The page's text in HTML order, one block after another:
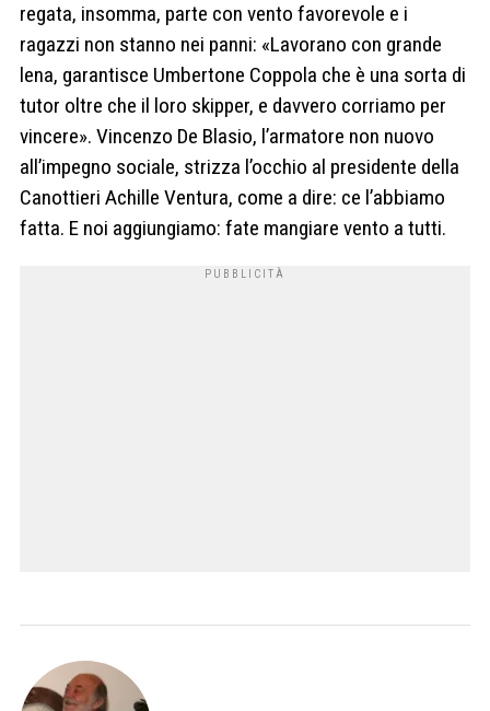
regata, insomma, parte con vento favorevole e i
ragazzi non stanno nei panni: «Lavorano con grande
lena, garantisce Umbertone Coppola che è una sorta di
tutor oltre che il loro skipper, e davvero corriamo per
vincere». Vincenzo De Blasio, l’armatore non nuovo
all’impegno sociale, strizza l’occhio al presidente della
Canottieri Achille Ventura, come a dire: ce l’abbiamo
fatta. E noi aggiungiamo: fate mangiare vento a tutti.